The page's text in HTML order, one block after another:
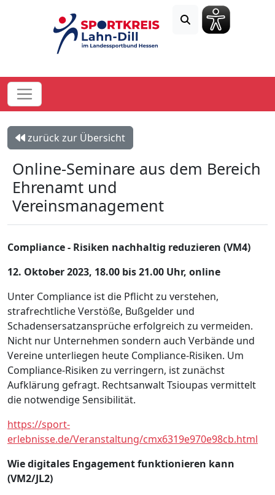
zurück zur Übersicht
Online-Seminare aus dem Bereich
Ehrenamt und
Vereinsmanagement
Compliance - Risiken nachhaltig reduzieren (VM4)
12. Oktober 2023, 18.00 bis 21.00 Uhr, online
Unter Compliance ist die Pflicht zu verstehen,
strafrechtliche Verstöße, Bußgelder und
Schadensersatzansprüche erfolgreich zu vermeiden.
Nicht nur Unternehmen sondern auch Verbände und
Vereine unterliegen heute Compliance-Risiken. Um
Compliance-Risiken zu verringern, ist zunächst
Aufklärung gefragt. Rechtsanwalt Tsioupas vermittelt
die notwendige Sensibilität.
https://sport-
erlebnisse.de/Veranstaltung/cmx6319e970e98cb.html
Wie digitales Engagement funktionieren kann
(VM2/JL2)